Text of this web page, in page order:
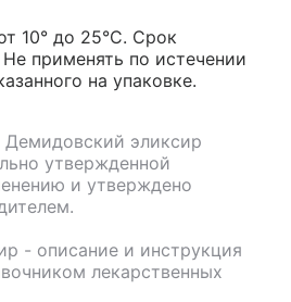
10° до 25°С. Срок
применять по истечении
на упаковке.
Демидовский эликсир
утвержденной
и утверждено
- описание и инструкция
лекарственных